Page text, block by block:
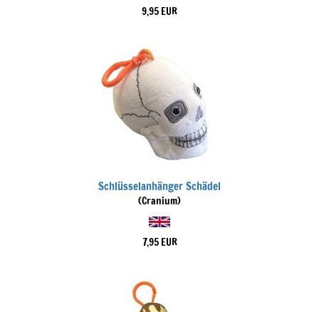
9,95 EUR
Schlüsselanhänger Schädel
(Cranium)
7,95 EUR